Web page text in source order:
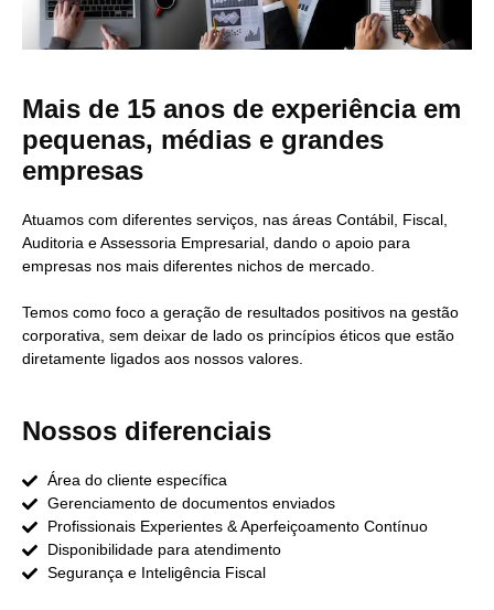
Mais de 15 anos de experiência em
pequenas, médias e grandes
empresas
Atuamos com diferentes serviços, nas áreas Contábil, Fiscal,
Auditoria e Assessoria Empresarial, dando o apoio para
empresas nos mais diferentes nichos de mercado.
Temos como foco a geração de resultados positivos na gestão
corporativa, sem deixar de lado os princípios éticos que estão
diretamente ligados aos nossos valores.
Nossos diferenciais
Área do cliente específica
Gerenciamento de documentos enviados
Profissionais Experientes & Aperfeiçoamento Contínuo
Disponibilidade para atendimento
Segurança e Inteligência Fiscal